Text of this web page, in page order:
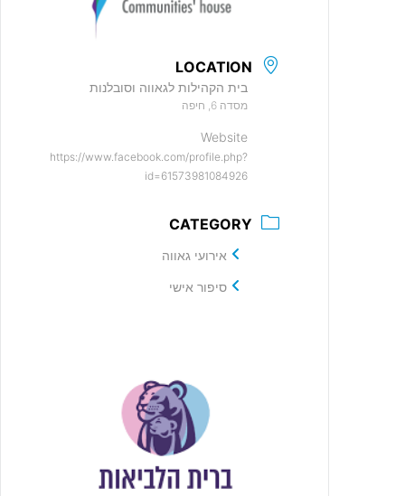
LOCATION
בית הקהילות לגאווה וסובלנות
מסדה 6, חיפה
Website
https://www.facebook.com/profile.php?
id=61573981084926
CATEGORY
אירועי גאווה
סיפור אישי